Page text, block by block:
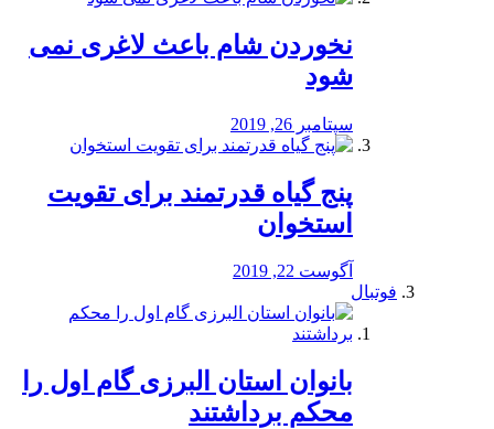
نخوردن شام باعث لاغری نمی
‌شود
سپتامبر 26, 2019
پنج گیاه قدرتمند برای تقویت
استخوان
آگوست 22, 2019
فوتبال
بانوان استان البرزی گام اول را
محكم برداشتند